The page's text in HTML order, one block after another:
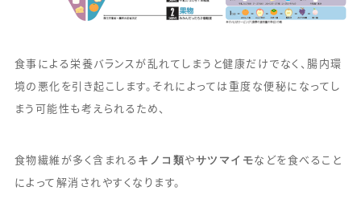
食事による栄養バランスが乱れてしまうと健康だけでなく、腸内環
境の悪化を引き起こします。それによっては重度な便秘になってし
まう可能性も考えられるため、
食物繊維が多く含まれる キノコ類やサツマイモなどを食べること
によって解消されやすくなります。